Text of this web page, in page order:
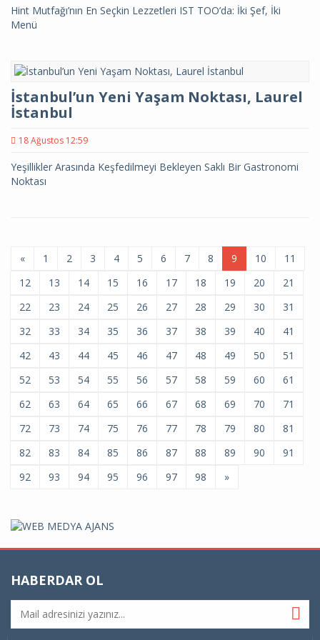
Hint Mutfağı’nın En Seçkin Lezzetleri IST TOO’da: İki Şef, İki
Menü
İstanbul’un Yeni Yaşam Noktası, Laurel
İstanbul
18 Ağustos 12:59
Yeşillikler Arasında Keşfedilmeyi Bekleyen Saklı Bir Gastronomi
Noktası
« 1 2 3 4 5 6 7 8 9 10
11
12
13 14 15 16 17 18 19 20
21
22
23 24 25 26 27 28 29 30
31
32
33 34 35 36 37 38 39 40
41
42
43 44 45 46 47 48 49 50
51
52
53 54 55 56 57 58 59 60
61
62
63 64 65 66 67 68 69 70
71
72
73 74 75 76 77 78 79 80
81
82
83 84 85 86 87 88 89 90
91
92
93 94 95 96 97 98 »
HABERDAR OL